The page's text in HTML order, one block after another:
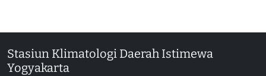
Stasiun Klimatologi Daerah Istimewa
Yogyakarta